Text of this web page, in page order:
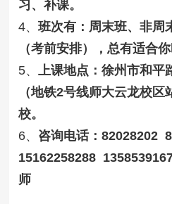
习、补课。
4、班次有：周末班、非周
（考前安排），总有适合
5、
上课地点：徐州市和平
（地铁2号线师大云龙校
校。
6、 咨询电话：82028202
15162258288
师